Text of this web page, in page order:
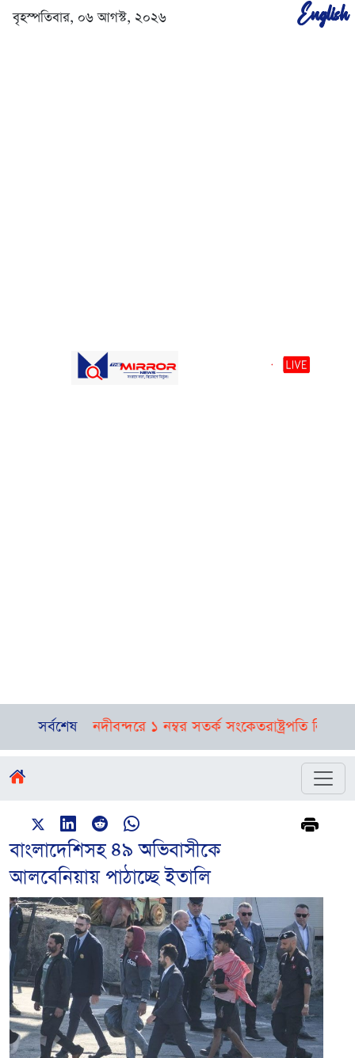
বৃহস্পতিবার, ০৬ আগস্ট, ২০২৬ English
সর্বশেষ
নদীবন্দরে ১ নম্বর সতর্ক সংকেতরাষ্ট্রপতি নির্বাচনের
বাংলাদেশিসহ ৪৯ অভিবাসীকে
আলবেনিয়ায় পাঠাচ্ছে ইতালি